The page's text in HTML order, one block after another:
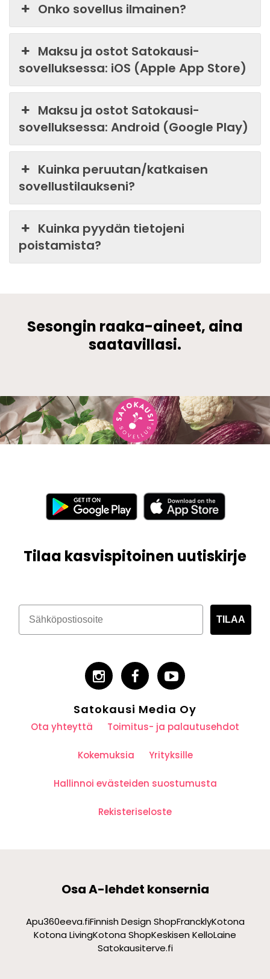
Onko sovellus ilmainen?
Maksu ja ostot Satokausi-
sovelluksessa: iOS (Apple App Store)
Maksu ja ostot Satokausi-
sovelluksessa: Android (Google Play)
Kuinka peruutan/katkaisen
sovellustilaukseni?
Kuinka pyydän tietojeni
poistamista?
Sesongin raaka-aineet, aina
saatavillasi.
Tilaa kasvispitoinen uutiskirje
TILAA
Satokausi Media Oy
Ota yhteyttä Toimitus- ja palautusehdot
Kokemuksia Yrityksille
Hallinnoi evästeiden suostumusta
Rekisteriseloste
Osa A-lehdet konsernia
Apu360eeva.fiFinnish Design ShopFrancklyKotona
Kotona LivingKotona ShopKeskisen KelloLaine
Satokausiterve.fi